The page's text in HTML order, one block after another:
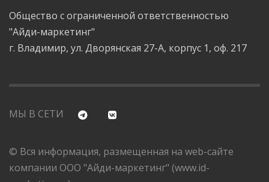
Общество с ограниченной ответственностью
"Айди-маркетинг"
г. Владимир, ул. Дворянская 27-А, корпус 1, оф. 217
МЫ В СЕТИ
© Вся информация, размещенная на web-сайте
компании ООО "Айди-маркетинг" (www.id-